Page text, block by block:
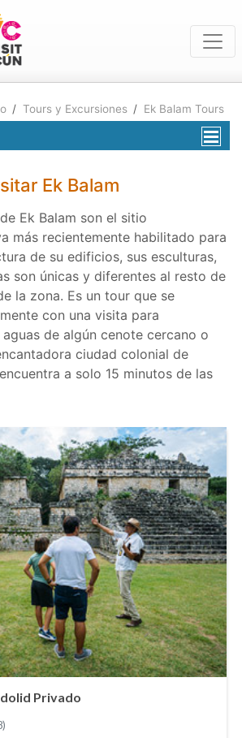
/ Tours y Excursiones / Ek Balam Tours
Ek Balam
Ek Balam son el sitio
más recientemente habilitado para
de su edificios, sus esculturas,
son únicas y diferentes al resto de
la zona. Es un tour que se
con una visita para
de algún cenote cercano o
ciudad colonial de
a solo 15 minutos de las
Privado